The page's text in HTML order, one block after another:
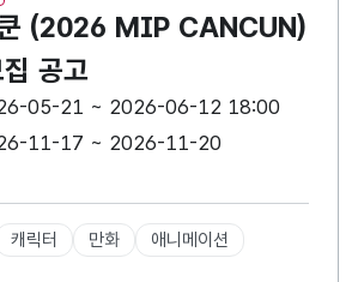
(2026 MIP CANCUN)
공고
05-21 ~ 2026-06-12 18:00
11-17 ~ 2026-11-20
캐릭터 만화 애니메이션